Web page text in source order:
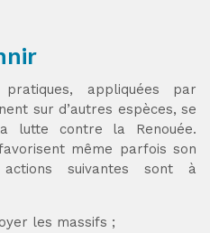
appliquées par
sur d’autres espèces, se
lutte contre la Renouée.
même parfois son
suivantes sont à
les massifs ;